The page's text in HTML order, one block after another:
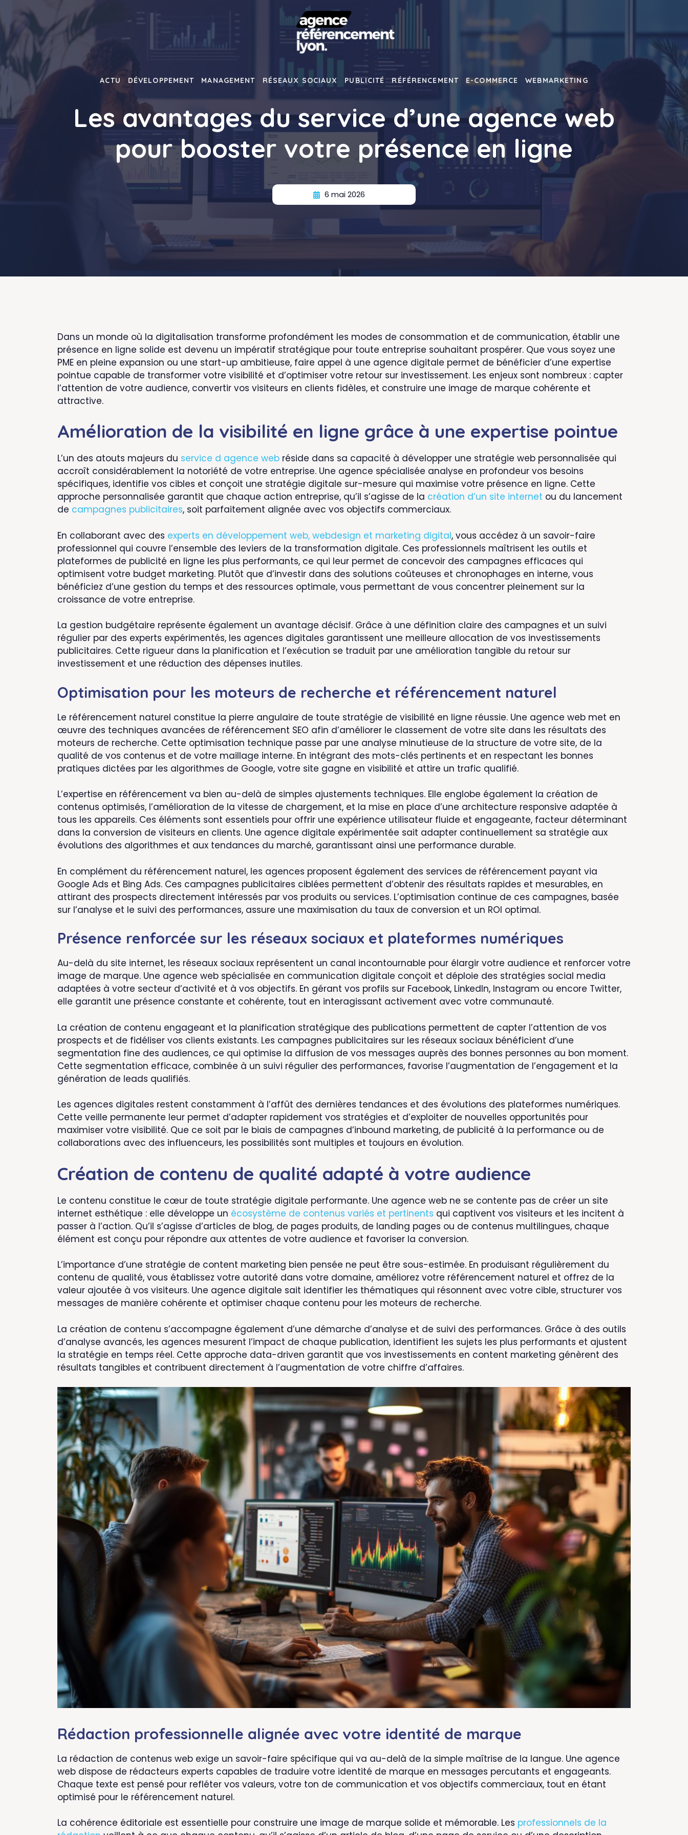
contenu
ACTU DÉVELOPPEMENT MANAGEMENT RÉSEAUX SOCIAUX PUBLICITÉ RÉFÉRENCEMENT E-COMMERCE WEBMARKETING
Les avantages du service d’une agence web
pour booster votre présence en ligne
6 mai 2026
Dans un monde où la digitalisation transforme profondément les modes de consommation et de communication, établir une
présence en ligne solide est devenu un impératif stratégique pour toute entreprise souhaitant prospérer. Que vous soyez une
PME en pleine expansion ou une start-up ambitieuse, faire appel à une agence digitale permet de bénéficier d’une expertise
pointue capable de transformer votre visibilité et d’optimiser votre retour sur investissement. Les enjeux sont nombreux : capter
l’attention de votre audience, convertir vos visiteurs en clients fidèles, et construire une image de marque cohérente et
attractive.
Amélioration de la visibilité en ligne grâce à une expertise pointue
L’un des atouts majeurs du service d agence web réside dans sa capacité à développer une stratégie web personnalisée qui
accroît considérablement la notoriété de votre entreprise. Une agence spécialisée analyse en profondeur vos besoins
spécifiques, identifie vos cibles et conçoit une stratégie digitale sur-mesure qui maximise votre présence en ligne. Cette
approche personnalisée garantit que chaque action entreprise, qu’il s’agisse de la création d’un site internet ou du lancement
de campagnes publicitaires, soit parfaitement alignée avec vos objectifs commerciaux.
En collaborant avec des experts en développement web, webdesign et marketing digital, vous accédez à un savoir-faire
professionnel qui couvre l’ensemble des leviers de la transformation digitale. Ces professionnels maîtrisent les outils et
plateformes de publicité en ligne les plus performants, ce qui leur permet de concevoir des campagnes efficaces qui
optimisent votre budget marketing. Plutôt que d’investir dans des solutions coûteuses et chronophages en interne, vous
bénéficiez d’une gestion du temps et des ressources optimale, vous permettant de vous concentrer pleinement sur la
croissance de votre entreprise.
La gestion budgétaire représente également un avantage décisif. Grâce à une définition claire des campagnes et un suivi
régulier par des experts expérimentés, les agences digitales garantissent une meilleure allocation de vos investissements
publicitaires. Cette rigueur dans la planification et l’exécution se traduit par une amélioration tangible du retour sur
investissement et une réduction des dépenses inutiles.
Optimisation pour les moteurs de recherche et référencement naturel
Le référencement naturel constitue la pierre angulaire de toute stratégie de visibilité en ligne réussie. Une agence web met en
œuvre des techniques avancées de référencement SEO afin d’améliorer le classement de votre site dans les résultats des
moteurs de recherche. Cette optimisation technique passe par une analyse minutieuse de la structure de votre site, de la
qualité de vos contenus et de votre maillage interne. En intégrant des mots-clés pertinents et en respectant les bonnes
pratiques dictées par les algorithmes de Google, votre site gagne en visibilité et attire un trafic qualifié.
L’expertise en référencement va bien au-delà de simples ajustements techniques. Elle englobe également la création de
contenus optimisés, l’amélioration de la vitesse de chargement, et la mise en place d’une architecture responsive adaptée à
tous les appareils. Ces éléments sont essentiels pour offrir une expérience utilisateur fluide et engageante, facteur déterminant
dans la conversion de visiteurs en clients. Une agence digitale expérimentée sait adapter continuellement sa stratégie aux
évolutions des algorithmes et aux tendances du marché, garantissant ainsi une performance durable.
En complément du référencement naturel, les agences proposent également des services de référencement payant via
Google Ads et Bing Ads. Ces campagnes publicitaires ciblées permettent d’obtenir des résultats rapides et mesurables, en
attirant des prospects directement intéressés par vos produits ou services. L’optimisation continue de ces campagnes, basée
sur l’analyse et le suivi des performances, assure une maximisation du taux de conversion et un ROI optimal.
Présence renforcée sur les réseaux sociaux et plateformes numériques
Au-delà du site internet, les réseaux sociaux représentent un canal incontournable pour élargir votre audience et renforcer votre
image de marque. Une agence web spécialisée en communication digitale conçoit et déploie des stratégies social media
adaptées à votre secteur d’activité et à vos objectifs. En gérant vos profils sur Facebook, LinkedIn, Instagram ou encore Twitter,
elle garantit une présence constante et cohérente, tout en interagissant activement avec votre communauté.
La création de contenu engageant et la planification stratégique des publications permettent de capter l’attention de vos
prospects et de fidéliser vos clients existants. Les campagnes publicitaires sur les réseaux sociaux bénéficient d’une
segmentation fine des audiences, ce qui optimise la diffusion de vos messages auprès des bonnes personnes au bon moment.
Cette segmentation efficace, combinée à un suivi régulier des performances, favorise l’augmentation de l’engagement et la
génération de leads qualifiés.
Les agences digitales restent constamment à l’affût des dernières tendances et des évolutions des plateformes numériques.
Cette veille permanente leur permet d’adapter rapidement vos stratégies et d’exploiter de nouvelles opportunités pour
maximiser votre visibilité. Que ce soit par le biais de campagnes d’inbound marketing, de publicité à la performance ou de
collaborations avec des influenceurs, les possibilités sont multiples et toujours en évolution.
Création de contenu de qualité adapté à votre audience
Le contenu constitue le cœur de toute stratégie digitale performante. Une agence web ne se contente pas de créer un site
internet esthétique : elle développe un écosystème de contenus variés et pertinents qui captivent vos visiteurs et les incitent à
passer à l’action. Qu’il s’agisse d’articles de blog, de pages produits, de landing pages ou de contenus multilingues, chaque
élément est conçu pour répondre aux attentes de votre audience et favoriser la conversion.
L’importance d’une stratégie de content marketing bien pensée ne peut être sous-estimée. En produisant régulièrement du
contenu de qualité, vous établissez votre autorité dans votre domaine, améliorez votre référencement naturel et offrez de la
valeur ajoutée à vos visiteurs. Une agence digitale sait identifier les thématiques qui résonnent avec votre cible, structurer vos
messages de manière cohérente et optimiser chaque contenu pour les moteurs de recherche.
La création de contenu s’accompagne également d’une démarche d’analyse et de suivi des performances. Grâce à des outils
d’analyse avancés, les agences mesurent l’impact de chaque publication, identifient les sujets les plus performants et ajustent
la stratégie en temps réel. Cette approche data-driven garantit que vos investissements en content marketing génèrent des
résultats tangibles et contribuent directement à l’augmentation de votre chiffre d’affaires.
Rédaction professionnelle alignée avec votre identité de marque
La rédaction de contenus web exige un savoir-faire spécifique qui va au-delà de la simple maîtrise de la langue. Une agence
web dispose de rédacteurs experts capables de traduire votre identité de marque en messages percutants et engageants.
Chaque texte est pensé pour refléter vos valeurs, votre ton de communication et vos objectifs commerciaux, tout en étant
optimisé pour le référencement naturel.
La cohérence éditoriale est essentielle pour construire une image de marque solide et mémorable. Les professionnels de la